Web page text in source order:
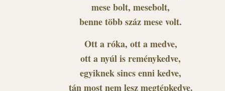
mese bolt, mesebolt,
benne több száz mese volt.
Ott a róka, ott a medve,
ott a nyúl is reménykedve,
egyiknek sincs enni kedve,
tán most nem lesz megtépkedve.